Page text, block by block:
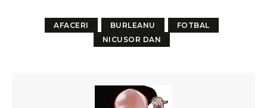
AFACERI BURLEANU
FOTBAL
NICUSOR DAN